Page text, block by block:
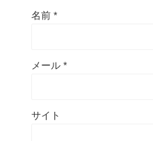
名前 *
メール *
サイト